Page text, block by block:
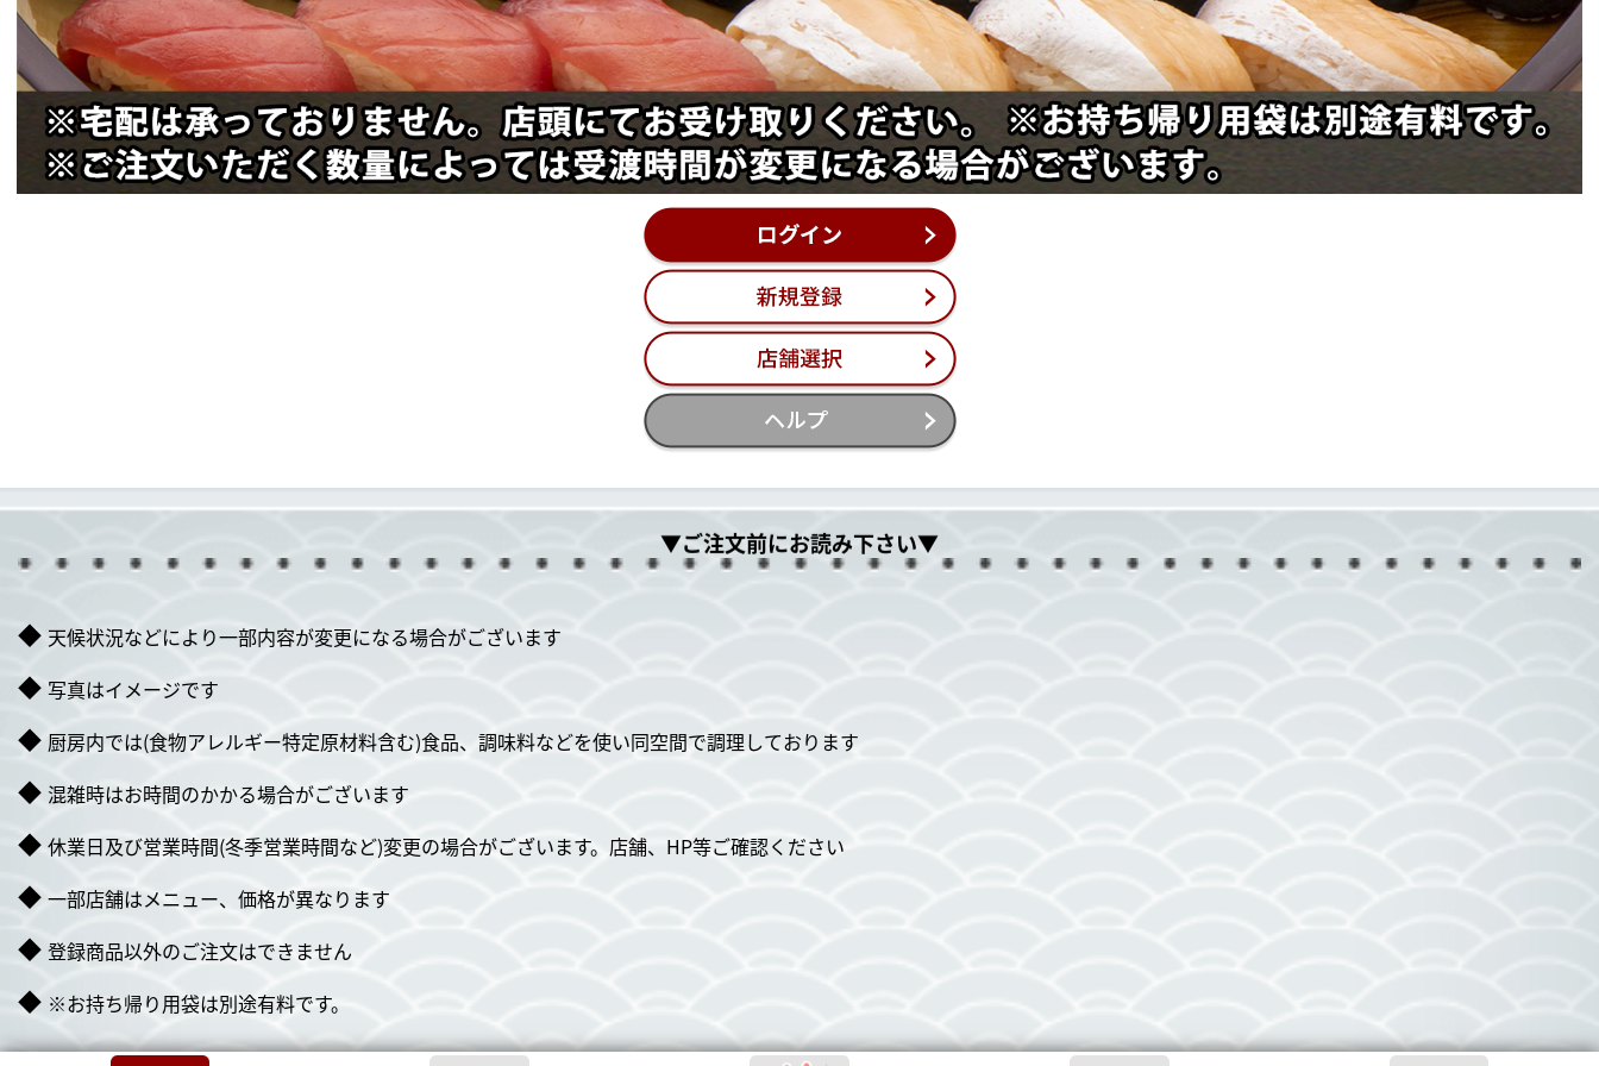
▼ご注文前にお読み下さい▼
◆ 天候状況などにより一部内容が変更になる場合がございます
◆ 写真はイメージです
◆ 厨房内では(食物アレルギー特定原材料含む)食品、調味料などを使い同空間で調理しております
◆ 混雑時はお時間のかかる場合がございます
◆ 休業日及び営業時間(冬季営業時間など)変更の場合がございます。店舗、HP等ご確認ください
◆ 一部店舗はメニュー、価格が異なります
◆ 登録商品以外のご注文はできません
◆ ※お持ち帰り用袋は別途有料です。